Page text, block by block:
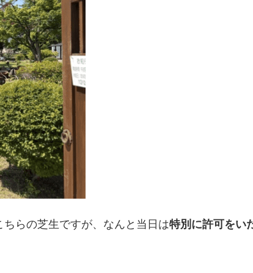
らの芝生ですが、なんと当日は特別に許可をい